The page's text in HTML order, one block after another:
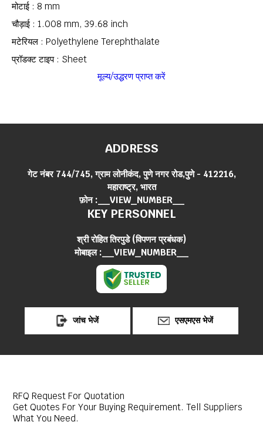
मोटाई : 8 mm
चौड़ाई : 1.008 mm, 39.68 inch
मटेरियल : Polyethylene Terephthalate
प्रॉडक्ट टाइप : Sheet
मूल्य/उद्धरण प्राप्त करें
ADDRESS
गेट नंबर 744/745, ग्राम लोनीकंद, पुणे नगर रोड,पुणे - 412216,
महाराष्ट्र, भारत
फ़ोन : __VIEW_NUMBER__
KEY PERSONNEL
श्री रोहित तिरपुडे(विपणन प्रबंधक)
मोबाइल : __VIEW_NUMBER__
जांच भेजें एसएमएस भेजें
RFQ Request For Quotation
Get Quotes For Your Buying Requirement. Tell Suppliers
What You Need.